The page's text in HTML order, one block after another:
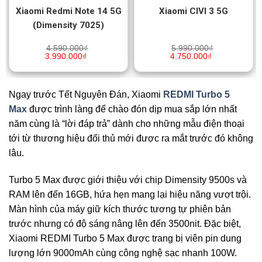
Xiaomi Redmi Note 14 5G
(Dimensity 7025)
4.590.000₫
3.990.000₫
Xiaomi CIVI 3 5G
5.990.000₫
4.750.000₫
Ngay trước Tết Nguyên Đán, Xiaomi REDMI Turbo 5
Max được trình làng để chào đón dịp mua sắp lớn nhất
năm cùng là “lời đáp trả” dành cho những mẫu điện thoại
tới từ thương hiệu đối thủ mới được ra mắt trước đó không
lâu.
Turbo 5 Max được giới thiệu với chip Dimensity 9500s và
RAM lên đến 16GB, hứa hẹn mang lại hiệu năng vượt trội.
Màn hình của máy giữ kích thước tương tự phiên bản
trước nhưng có độ sáng nâng lên đến 3500nit. Đặc biệt,
Xiaomi REDMI Turbo 5 Max được trang bị viên pin dung
lượng lớn 9000mAh cùng công nghệ sạc nhanh 100W.